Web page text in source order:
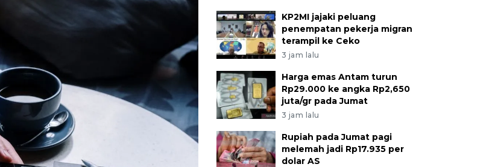
KP2MI jajaki peluang
penempatan pekerja migran
terampil ke Ceko
3 jam lalu
Harga emas Antam turun
Rp29.000 ke angka Rp2,650
juta/gr pada Jumat
3 jam lalu
Rupiah pada Jumat pagi
melemah jadi Rp17.935 per
dolar AS